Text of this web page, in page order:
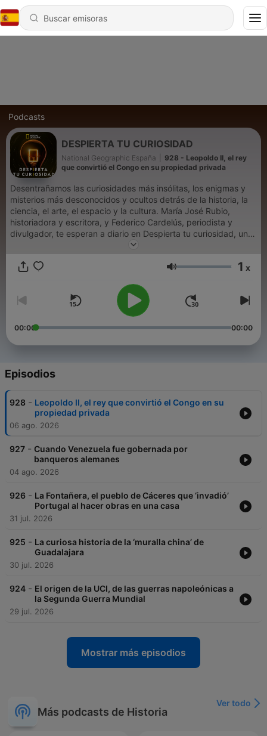
Podcasts
DESPIERTA TU CURIOSIDAD
National Geographic España
928 - Leopoldo II, el rey
que convirtió el Congo en su propiedad privada
Desentrañamos las curiosidades más insólitas, los enigmas y
misterios más desconocidos y ocultos detrás de la historia, la
ciencia, el arte, el espacio y la cultura. María José Rubio,
historiadora y escritora, y Federico Cardelús, periodista y
divulgador, te esperan a diario en Despierta tu curiosidad, un
podcast original de National Geographic. Porque la ignorancia
televisión National Geographic, en el canal National
Volumen 1 x
00:00 00:00
Episodios
928 - Leopoldo II, el rey que convirtió el Congo en su
propiedad privada
06 ago. 2026
927 - Cuando Venezuela fue gobernada por
banqueros alemanes
04 ago. 2026
926 - La Fontañera, el pueblo de Cáceres que ‘invadió’
Portugal al hacer obras en una casa
31 jul. 2026
925 - La curiosa historia de la ‘muralla china’ de
Guadalajara
30 jul. 2026
924 - El origen de la UCI, de las guerras napoleónicas a
la Segunda Guerra Mundial
29 jul. 2026
Mostrar más episodios
Más podcasts de Historia
Ver todo